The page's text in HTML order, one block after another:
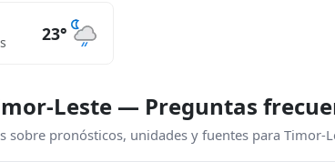
23°
Leste — Preguntas
sobre pronósticos, unidades y fuentes para Timor-